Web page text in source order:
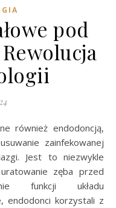
pod
również endodoncją,
zainfekowanej
Jest to niezwykle
zęba przed
funkcji układu
endodonci korzystali z